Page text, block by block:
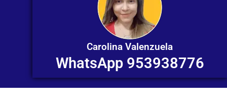
Carolina Valenzuela
WhatsApp 953938776